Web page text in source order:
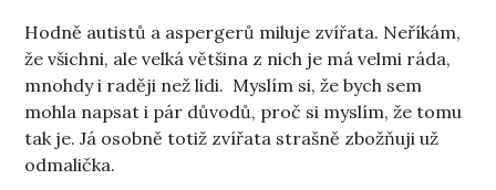
Hodně autistů a aspergerů miluje zvířata. Neříkám,
že všichni, ale velká většina z nich je má velmi ráda,
mnohdy i raději než lidi. Myslím si, že bych sem
mohla napsat i pár důvodů, proč si myslím, že tomu
tak je. Já osobně totiž zvířata strašně zbožňuji už
odmalička.